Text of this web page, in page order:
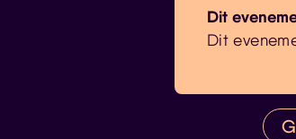
Dit
Dit